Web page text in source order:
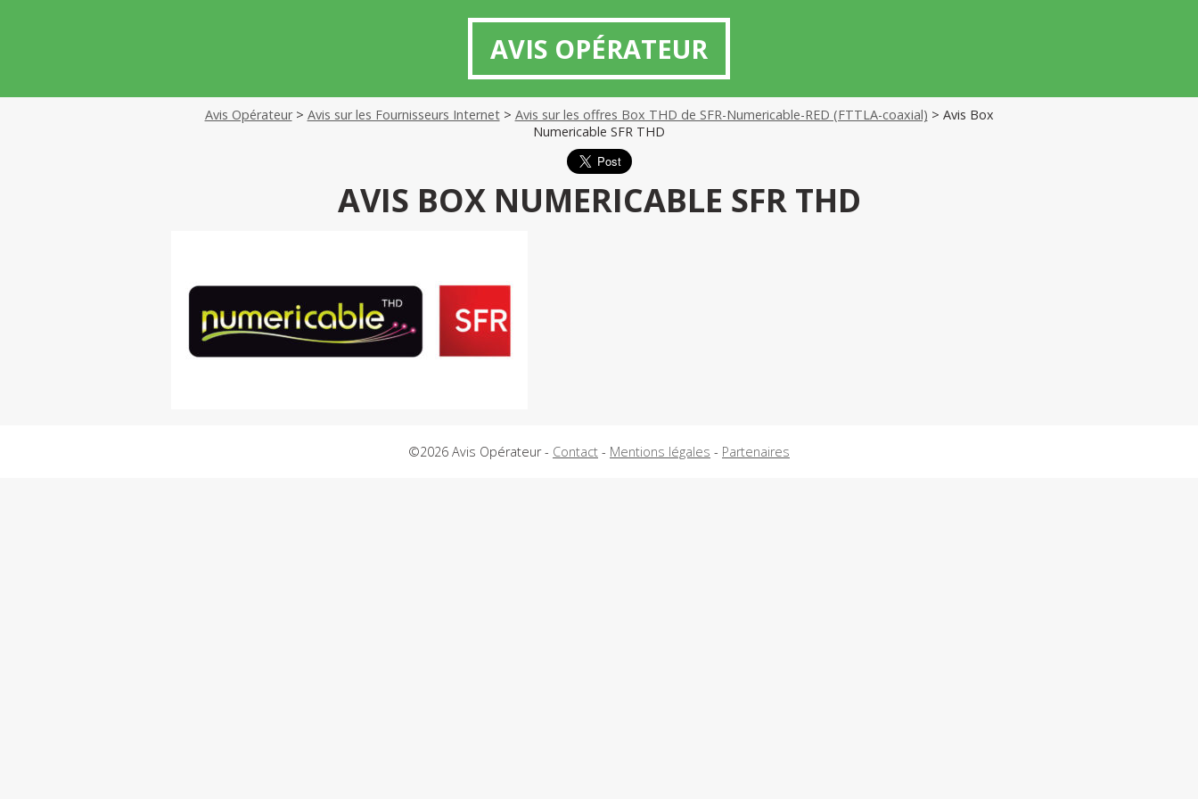
AVIS OPÉRATEUR
Avis Opérateur> Avis sur les Fournisseurs Internet> Avis sur les offres Box THD de SFR-Numericable-RED (FTTLA-coaxial) > Avis Box
Numericable SFR THD
AVIS BOX NUMERICABLE SFR THD
©2026 Avis Opérateur - Contact - Mentions légales - Partenaires